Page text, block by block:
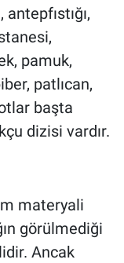
pamuk,
patlıcan,
başta
dizisi vardır.
materyali
görülmediği
Ancak